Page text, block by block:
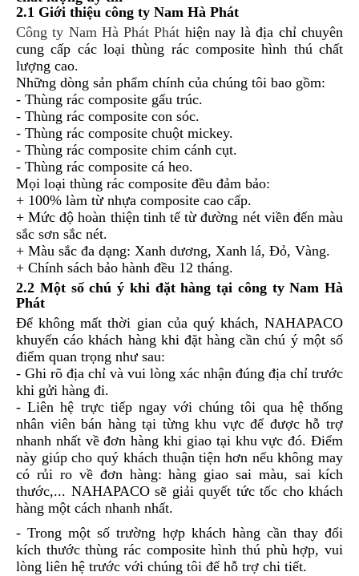
2.1 Giới thiệu công ty Nam Hà Phát
Công ty Nam Hà Phát Phát hiện nay là địa chỉ chuyên
cung cấp các loại thùng rác composite hình thú chất
lượng cao.
Những dòng sản phẩm chính của chúng tôi bao gồm:
- Thùng rác composite gấu trúc.
- Thùng rác composite con sóc.
- Thùng rác composite chuột mickey.
- Thùng rác composite chim cánh cụt.
- Thùng rác composite cá heo.
Mọi loại thùng rác composite đều đảm bảo:
+ 100% làm từ nhựa composite cao cấp.
+ Mức độ hoàn thiện tinh tế từ đường nét viền đến màu
sắc sơn sắc nét.
+ Màu sắc đa dạng: Xanh dương, Xanh lá, Đỏ, Vàng.
+ Chính sách bảo hành đều 12 tháng.
2.2 Một số chú ý khi đặt hàng tại công ty Nam Hà
Phát
Để không mất thời gian của quý khách, NAHAPACO
khuyến cáo khách hàng khi đặt hàng cần chú ý một số
điểm quan trọng như sau:
- Ghi rõ địa chỉ và vui lòng xác nhận đúng địa chỉ trước
khi gửi hàng đi.
- Liên hệ trực tiếp ngay với chúng tôi qua hệ thống
nhân viên bán hàng tại từng khu vực để được hỗ trợ
nhanh nhất về đơn hàng khi giao tại khu vực đó. Điểm
này giúp cho quý khách thuận tiện hơn nếu không may
có rủi ro về đơn hàng: hàng giao sai màu, sai kích
thước,... NAHAPACO sẽ giải quyết tức tốc cho khách
hàng một cách nhanh nhất.
- Trong một số trường hợp khách hàng cần thay đổi
kích thước thùng rác composite hình thú phù hợp, vui
lòng liên hệ trước với chúng tôi để hỗ trợ chi tiết.